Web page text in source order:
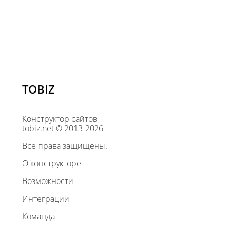
TOBIZ
Конструктор сайтов
tobiz.net © 2013-2026
Все права защищены.
О конструкторе
Возможности
Интеграции
Команда